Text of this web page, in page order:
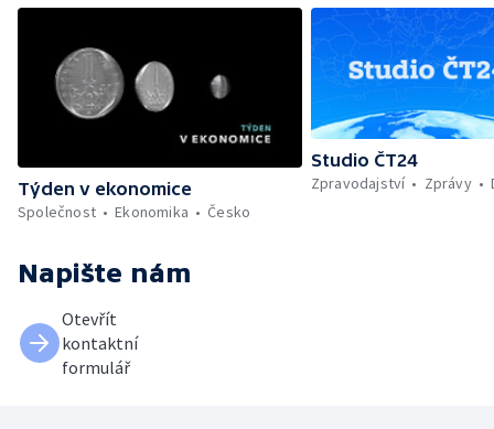
Týden v ekonomice
Společnost
Ekonomika Česko
Studio ČT24
Zpravodajství
Zprávy
Napište nám
Otevřít
kontaktní
formulář